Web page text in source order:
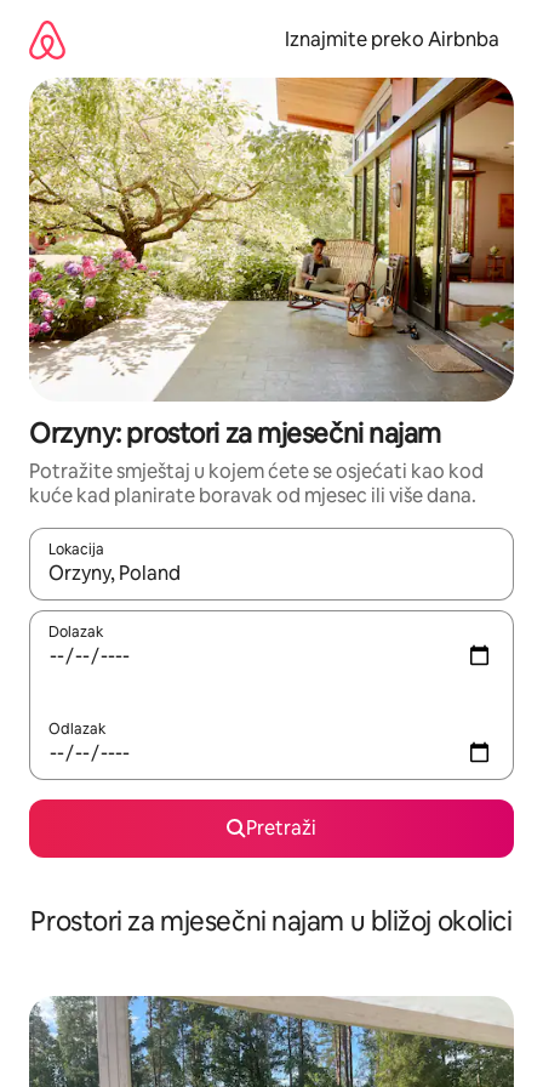
sadržaj
Iznajmite preko Airbnba
Orzyny: prostori za mjesečni najam
Potražite smještaj u kojem ćete se osjećati kao kod
kuće kad planirate boravak od mjesec ili više dana.
Lokacija
Kada budu dostupni rezultati, moći ćete ih pregledati
Dolazak
Odlazak
Pretraži
Prostori za mjesečni najam u bližoj okolici